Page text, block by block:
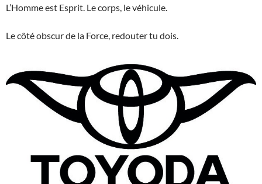
L’Homme est Esprit. Le corps, le véhicule.
Le côté obscur de la Force, redouter tu dois.